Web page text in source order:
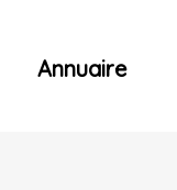
Annuaire